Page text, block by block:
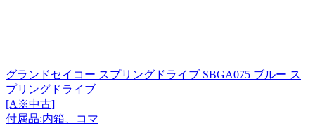
グランドセイコー スプリングドライブ SBGA075 ブルー ス
プリングドライブ
[A※中古]
付属品:内箱、コマ